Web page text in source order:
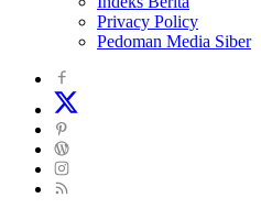
Privacy Policy
Pedoman Media Siber